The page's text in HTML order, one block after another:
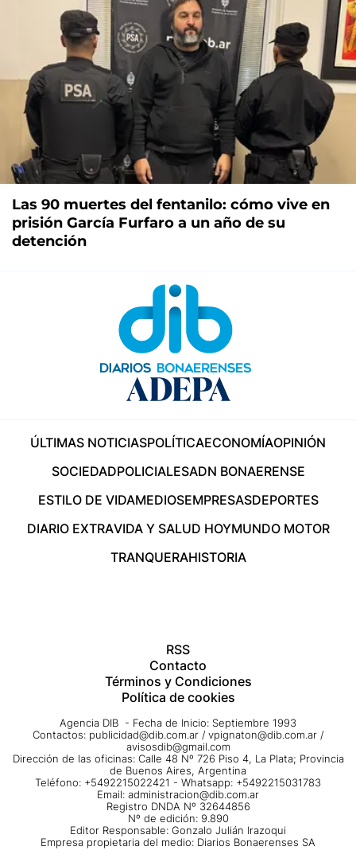
Las 90 muertes del fentanilo: cómo vive en
prisión García Furfaro a un año de su
detención
ÚLTIMAS NOTICIASPOLÍTICAECONOMÍAOPINIÓN
SOCIEDADPOLICIALESADN BONAERENSE
ESTILO DE VIDAMEDIOSEMPRESASDEPORTES
DIARIO EXTRAVIDA Y SALUD HOYMUNDO MOTOR
TRANQUERAHISTORIA
RSS
Contacto
Términos y Condiciones
Política de cookies
Agencia DIB - Fecha de Inicio: Septiembre 1993
Contactos: publicidad@dib.com.ar / vpignaton@dib.com.ar /
avisosdib@gmail.com
Dirección de las oficinas: Calle 48 Nº 726 Piso 4, La Plata; Provincia
de Buenos Aires, Argentina
Teléfono: +5492215022421 - Whatsapp: +5492215031783
Email: administracion@dib.com.ar
Registro DNDA Nº 32644856
Nº de edición: 9.890
Editor Responsable: Gonzalo Julián Irazoqui
Empresa propietaria del medio: Diarios Bonaerenses SA